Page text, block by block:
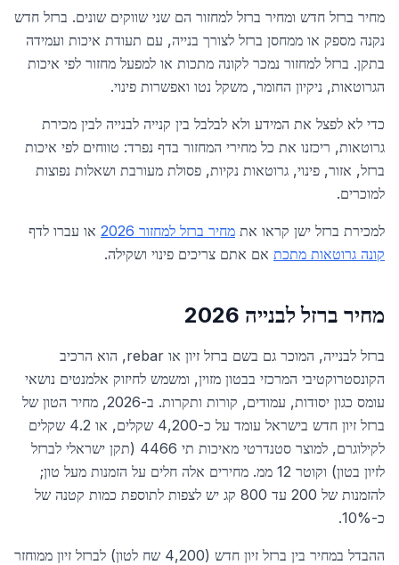
מחיר ברזל חדש ומחיר ברזל למחזור הם שני שווקים שונים. ברזל חדש
נקנה מספק או ממחסן ברזל לצורך בנייה, עם תעודת איכות ועמידה
בתקן. ברזל למחזור נמכר לקונה מתכות או למפעל מחזור לפי איכות
הגרוטאות, ניקיון החומר, משקל נטו ואפשרות פינוי.
כדי לא לפצל את המידע ולא לבלבל בין קנייה לבנייה לבין מכירת
גרוטאות, ריכזנו את כל מחירי המחזור בדף נפרד: טווחים לפי איכות
ברזל, אזור, פינוי, גרוטאות נקיות, פסולת מעורבת ושאלות נפוצות
למוכרים.
למכירת ברזל ישן קראו את מחיר ברזל למחזור 2026
או עברו לדף
קונה גרוטאות מתכת אם אתם צריכים פינוי ושקילה.
מחיר ברזל לבנייה 2026
ברזל לבנייה, המוכר גם בשם ברזל זיון או rebar, הוא הרכיב
הקונסטרוקטיבי המרכזי בבטון מזוין, ומשמש לחיזוק אלמנטים נושאי
עומס כגון יסודות, עמודים, קורות ותקרות. ב-2026, מחיר הטון של
ברזל זיון חדש בישראל עומד על כ-4,200 שקלים, או 4.2 שקלים
לקילוגרם, למוצר סטנדרטי מאיכות תי 4466 (תקן ישראלי לברזל
לזיון בטון) וקוטר 12 ממ. מחירים אלה חלים על הזמנות מעל טון;
להזמנות של 200 עד 800 קג יש לצפות לתוספת כמות קטנה של
כ-10%.
ההבדל במחיר בין ברזל זיון חדש (4,200 שח לטון) לברזל זיון ממוחזר